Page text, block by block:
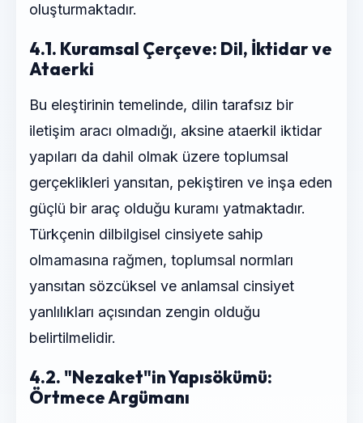
oluşturmaktadır.
4.1. Kuramsal Çerçeve: Dil, İktidar ve
Ataerki
Bu eleştirinin temelinde, dilin tarafsız bir
iletişim aracı olmadığı, aksine ataerkil iktidar
yapıları da dahil olmak üzere toplumsal
gerçeklikleri yansıtan, pekiştiren ve inşa eden
güçlü bir araç olduğu kuramı yatmaktadır.
Türkçenin dilbilgisel cinsiyete sahip
olmamasına rağmen, toplumsal normları
yansıtan sözcüksel ve anlamsal cinsiyet
yanlılıkları açısından zengin olduğu
belirtilmelidir.
4.2. "Nezaket"in Yapısökümü:
Örtmece Argümanı